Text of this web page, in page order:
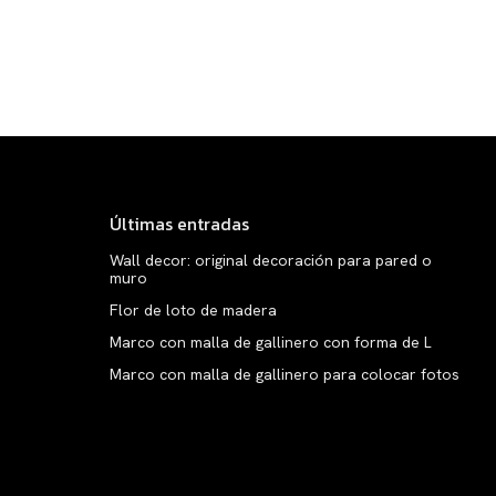
Últimas entradas
Wall decor: original decoración para pared o
muro
Flor de loto de madera
Marco con malla de gallinero con forma de L
Marco con malla de gallinero para colocar fotos